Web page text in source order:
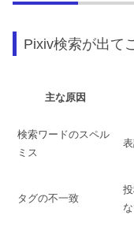
Pixiv検索が出て
主な原因
検索ワードのスペル
ミス
タグの不一致